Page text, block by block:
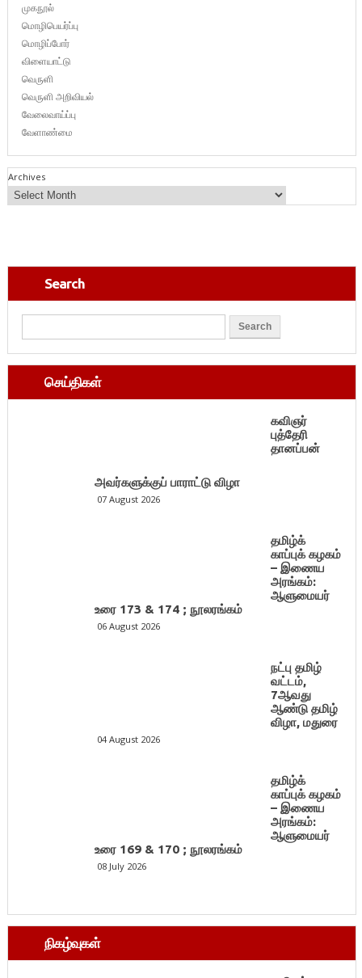
முகநூல்
மொழிபெயர்ப்பு
மொழிப்போர்
விளையாட்டு
வெருளி
வெருளி அறிவியல்
வேலைவாய்ப்பு
வேளாண்மை
Archives
Search
செய்திகள்
கவிஞர்
புத்தேரி
தானப்பன்
அவர்களுக்குப் பாராட்டு விழா
07 August 2026
தமிழ்க்
காப்புக் கழகம்
– இணைய
அரங்கம்:
ஆளுமையர்
உரை 173 & 174 ; நூலரங்கம்
06 August 2026
நட்பு தமிழ்
வட்டம்,
7ஆவது
ஆண்டு தமிழ்
விழா, மதுரை
04 August 2026
தமிழ்க்
காப்புக் கழகம்
– இணைய
அரங்கம்:
ஆளுமையர்
உரை 169 & 170 ; நூலரங்கம்
08 July 2026
நிகழ்வுகள்